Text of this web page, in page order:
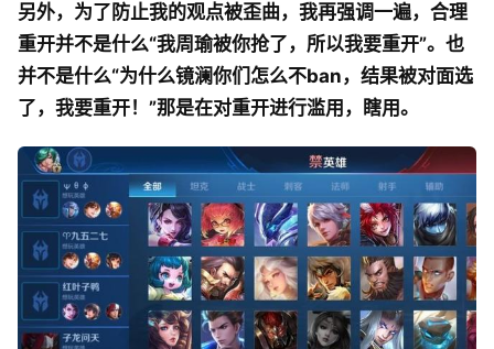
另外，为了防止我的观点被歪曲，我再强调一遍，合理
重开并不是什么“我周瑜被你抢了，所以我要重开”。也
并不是什么“为什么镜澜你们怎么不ban，结果被对面选
了，我要重开！”那是在对重开进行滥用，瞎用。